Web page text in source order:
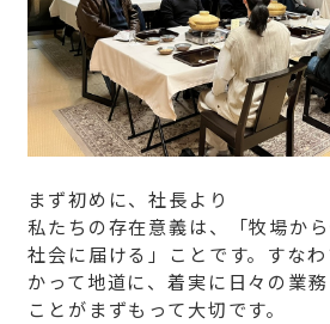
まず初めに、社長より
私たちの存在意義は、「牧場か
社会に届ける」ことです。すな
かって地道に、着実に日々の業
ことがまずもって大切です。